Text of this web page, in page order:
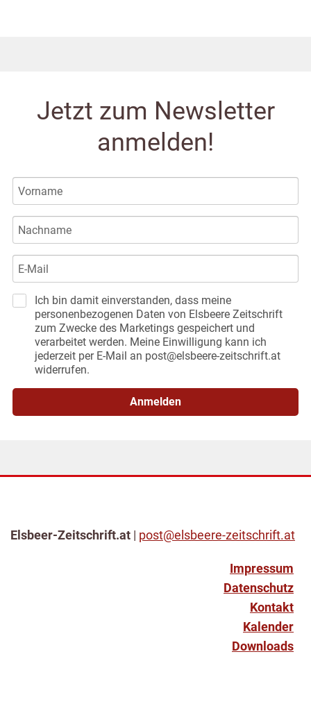
Jetzt zum Newsletter
anmelden!
Ich bin damit einverstanden, dass meine
personenbezogenen Daten von Elsbeere Zeitschrift
zum Zwecke des Marketings gespeichert und
verarbeitet werden. Meine Einwilligung kann ich
jederzeit per E-Mail an post@elsbeere-zeitschrift.at
widerrufen.
Anmelden
Elsbeer-Zeitschrift.at post@elsbeere-zeitschrift.at
Impressum
Datenschutz
Kontakt
Kalender
Downloads